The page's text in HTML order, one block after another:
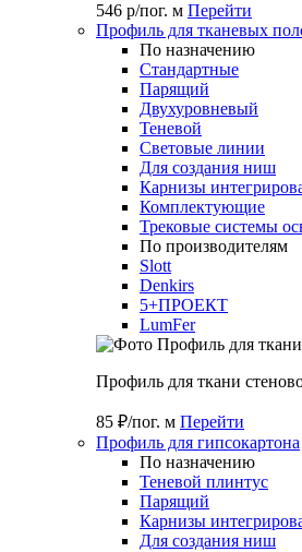
546 р/пог. м Перейти
Профиль для тканевых
По назначению
Стандартные
Парящий
Двухуровневый
Теневой
Световые линии
Для создания ниш
Карнизы
Комплектующие
Трековые системы
По производителям
Slott
Denkirs
5+ПРОЕКТ
LumFer
Профиль для ткани
85 ₽/пог. м Перейти
Профиль для гипсокартона
По назначению
Теневой плинтус
Парящий
Карнизы
Для создания ниш